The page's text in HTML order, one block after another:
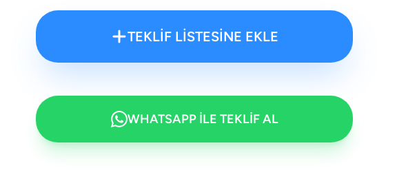
TEKLİF LİSTESİNE EKLE
WHATSAPP İLE TEKLİF AL